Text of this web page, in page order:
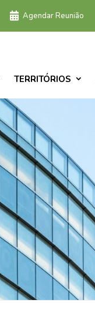
Agendar Reunião
TERRITÓRIOS